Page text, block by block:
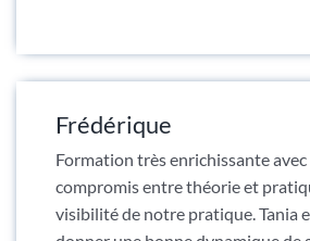
Frédérique
Formation très enrichissante
compromis entre théorie et
visibilité de notre pratique. Tania